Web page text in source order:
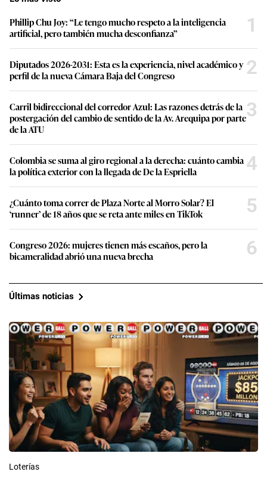
Phillip Chu Joy: “Le tengo mucho respeto a la inteligencia
artificial, pero también mucha desconfianza”
1
Diputados 2026-2031: Esta es la experiencia, nivel académico y
perfil de la nueva Cámara Baja del Congreso
2
Carril bidireccional del corredor Azul: Las razones detrás de la
postergación del cambio de sentido de la Av. Arequipa por parte
de la ATU
3
Colombia se suma al giro regional a la derecha: cuánto cambia
la política exterior con la llegada de De la Espriella
4
¿Cuánto toma correr de Plaza Norte al Morro Solar? El
‘runner’ de 18 años que se reta ante miles en TikTok
5
Congreso 2026: mujeres tienen más escaños, pero la
bicameralidad abrió una nueva brecha
6
Últimas noticias
Loterías